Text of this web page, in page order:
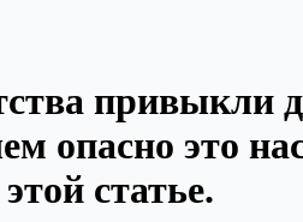
привыкли
опасно это
статье.